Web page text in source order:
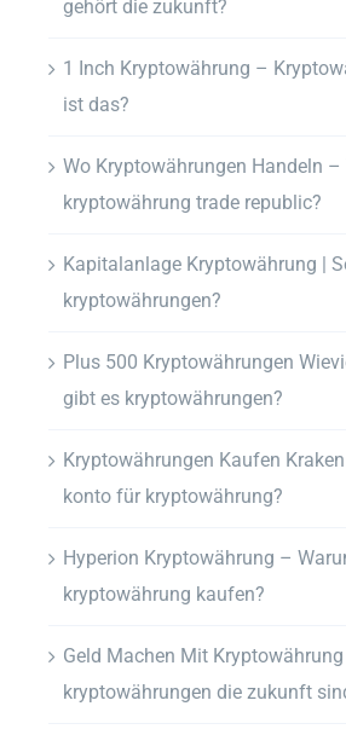
gehört die zukunft?
1 Inch Kryptowährung –
ist das?
Wo Kryptowährungen Handeln –
kryptowährung trade republic?
Kapitalanlage Kryptowährung |
kryptowährungen?
Plus 500 Kryptowährungen
gibt es kryptowährungen?
Kryptowährungen Kaufen
konto für kryptowährung?
Hyperion Kryptowährung –
kryptowährung kaufen?
Geld Machen Mit
kryptowährungen die zukunft